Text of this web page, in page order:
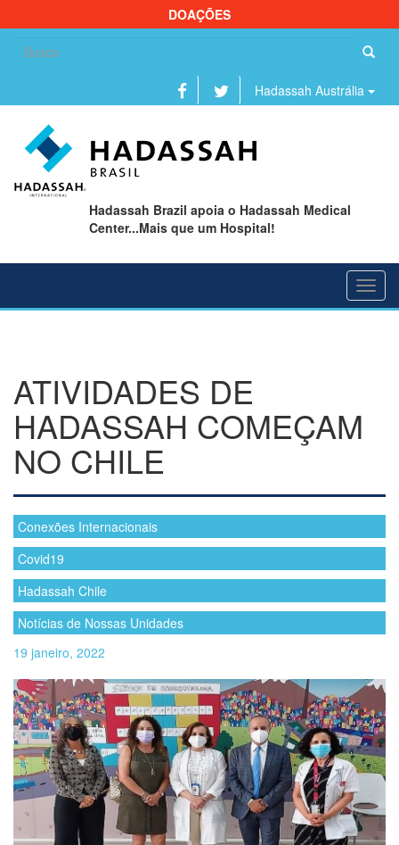
DOAÇÕES
Hadassah Austrália
Hadassah Brazil apoia o Hadassah Medical
Center...Mais que um Hospital!
ATIVIDADES DE
HADASSAH COMEÇAM
NO CHILE
Conexões Internacionais
Covid19
Hadassah Chile
Notícias de Nossas Unidades
19 janeiro, 2022